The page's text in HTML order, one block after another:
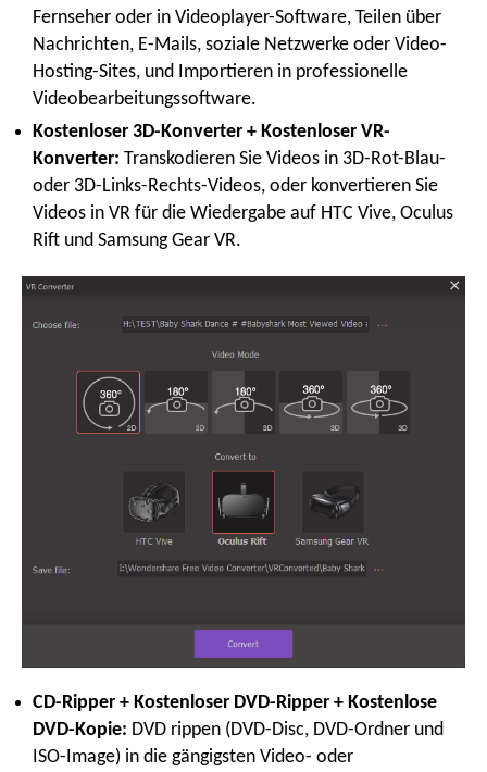
Fernseher oder in Videoplayer-Software, Teilen über
Nachrichten, E-Mails, soziale Netzwerke oder Video-
Hosting-Sites, und Importieren in professionelle
Videobearbeitungssoftware.
Kostenloser 3D-Konverter + Kostenloser VR-
Konverter: Transkodieren Sie Videos in 3D-Rot-Blau-
oder 3D-Links-Rechts-Videos, oder konvertieren Sie
Videos in VR für die Wiedergabe auf HTC Vive, Oculus
Rift und Samsung Gear VR.
CD-Ripper + Kostenloser DVD-Ripper + Kostenlose
DVD-Kopie: DVD rippen (DVD-Disc, DVD-Ordner und
ISO-Image) in die gängigsten Video- oder